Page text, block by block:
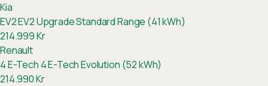
Kia
EV2EV2 Upgrade Standard Range (41 kWh)
214.999Kr
Renault
4 E-Tech 4 E-Tech Evolution (52 kWh)
214.990Kr